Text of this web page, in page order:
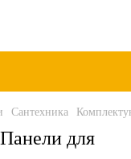
Сантехника
для